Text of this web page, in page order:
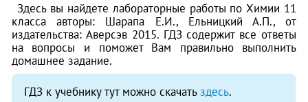
Здесь вы найдете лабораторные работы по Химии 11
класса авторы: Шарапа Е.И., Ельницкий А.П., от
издательства: Аверсэв 2015. ГДЗ содержит все ответы
на вопросы и поможет Вам правильно выполнить
домашнее задание.
ГДЗ к учебнику тут можно скачатьздесь.